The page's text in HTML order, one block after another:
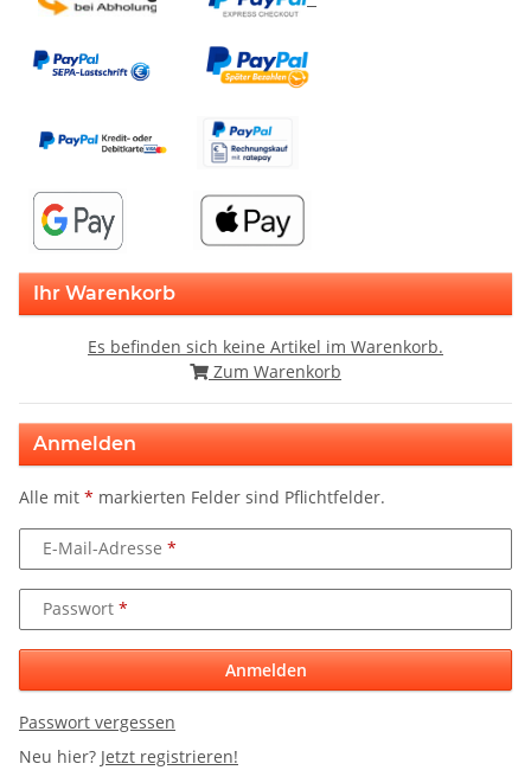
Ihr Warenkorb
Es befinden sich keine Artikel im Warenkorb.
Zum Warenkorb
Anmelden
Alle mit * markierten Felder sind Pflichtfelder.
E-Mail-Adresse
Passwort
Anmelden
Passwort vergessen
Neu hier? Jetzt registrieren!